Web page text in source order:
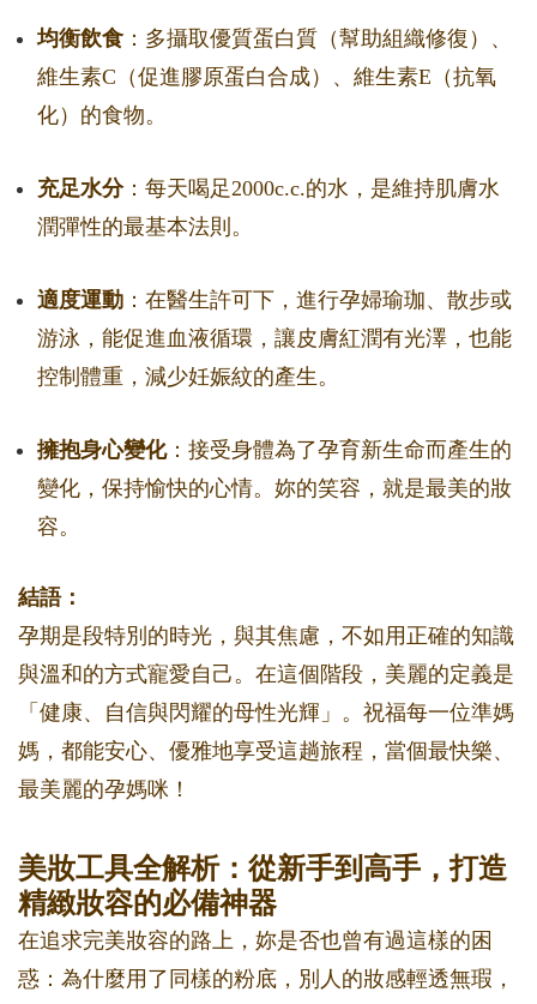
均衡飲食 ：多攝取優質蛋白質（幫助組織修復）、
維生素C（促進膠原蛋白合成）、維生素E（抗氧
化）的食物。
充足水分：每天喝足2000c.c.的水，是維持肌膚水
潤彈性的最基本法則。
適度運動 ：在醫生許可下，進行孕婦瑜珈、散步或
游泳，能促進血液循環，讓皮膚紅潤有光澤，也能
控制體重，減少妊娠紋的產生。
擁抱身心變化：接受身體為了孕育新生命而產生的
變化，保持愉快的心情。妳的笑容，就是最美的妝
容。
結語：
孕期是段特別的時光，與其焦慮，不如用正確的知識
與溫和的方式寵愛自己。在這個階段，美麗的定義是
「健康、自信與閃耀的母性光輝」。祝福每一位準媽
媽，都能安心、優雅地享受這趟旅程，當個最快樂、
最美麗的孕媽咪！
美妝工具全解析：從新手到高手，打造
精緻妝容的必備神器
在追求完美妝容的路上，妳是否也曾有過這樣的困
惑：為什麼用了同樣的粉底，別人的妝感輕透無瑕，